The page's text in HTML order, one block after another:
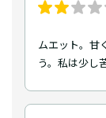
ムエット。甘
う。私は少し